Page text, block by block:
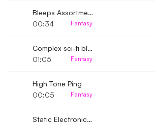
Bleeps Assortment
00:34
Fantasy
Complex sci-fi bleeps
01:05
Fantasy
High Tone Ping
00:05
Fantasy
Static Electronic Wave with beep